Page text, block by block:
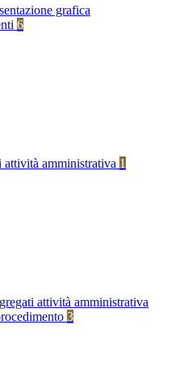
grafica
6
attività amministrativa 1
attività amministrativa
3